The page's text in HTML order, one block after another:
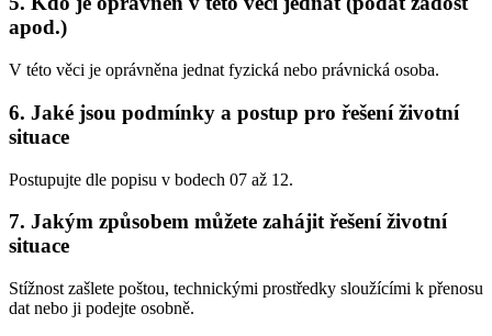
apod.)
V této věci je oprávněna jednat fyzická nebo právnická osoba.
6. Jaké jsou podmínky a postup pro řešení životní
situace
Postupujte dle popisu v bodech 07 až 12.
7. Jakým způsobem můžete zahájit řešení životní
situace
Stížnost zašlete poštou, technickými prostředky sloužícími k přenosu
dat nebo ji podejte osobně.